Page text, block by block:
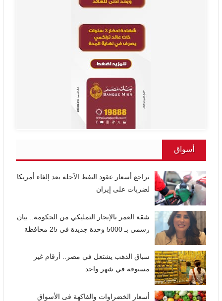
أسواق
تراجع أسعار عقود النفط الآجلة بعد إلغاء أمريكا
لضربات على إيران
شقة العمر بالإيجار التمليكي من الحكومة.. بيان
رسمي بـ 5000 وحدة جديدة في 25 محافظة
سباق الذهب يشتعل في مصر.. أرقام غير
مسبوقة في شهر واحد
أسعار الخضراوات والفاكهة فى الأسواق